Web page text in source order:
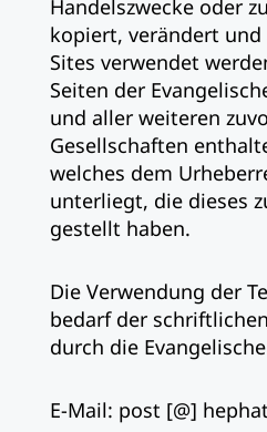
Handelszwecke oder
kopiert, verändert und
Sites verwendet
Seiten der
und aller weiteren
Gesellschaften
welches dem
unterliegt, die dieses
gestellt haben.
Die Verwendung der
bedarf der
durch die
E-Mail: post [@]